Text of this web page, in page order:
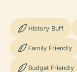
History Buff
Family Friendly
Budget Friendly